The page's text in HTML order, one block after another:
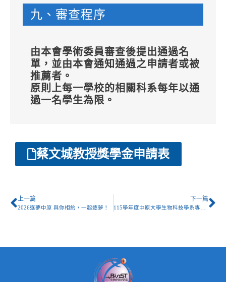
九、審查程序
由本會學術委員審查後提出通過名
單，並由本會通知通過之申請者或被
推薦者。
原則上每一學校的相關科系每年以通
過一名學生為限。
蔡文城教授獎學金申請表
上一篇
2026逐夢中原 與你相約，一起逐夢！
下一篇